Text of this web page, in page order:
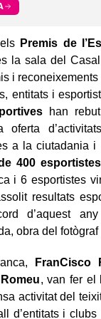
Premis de
la sala del
i
entitats i
han rebut
oferta
a la ciutadania
400 esportistes
i 6 esportistes
resultats
d’aquest
obra del fotògraf
FranCisco
, van fer el
activitat del
d’entitats i